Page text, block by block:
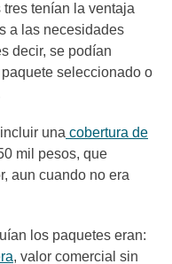
tres tenían la ventaja
a las necesidades
decir, se podían
seleccionado o
una cobertura de
mil pesos, que
aun cuando no era
los paquetes eran:
, valor comercial sin